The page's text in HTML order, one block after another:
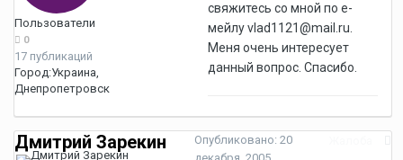
Пользователи
0
17 публикаций
Город:Украина,
Днепропетровск
свяжитесь со мной по е-
мейлу vlad1121@mail.ru.
Меня очень интересует
данный вопрос. Спасибо.
Дмитрий Зарекин Опубликовано: 20